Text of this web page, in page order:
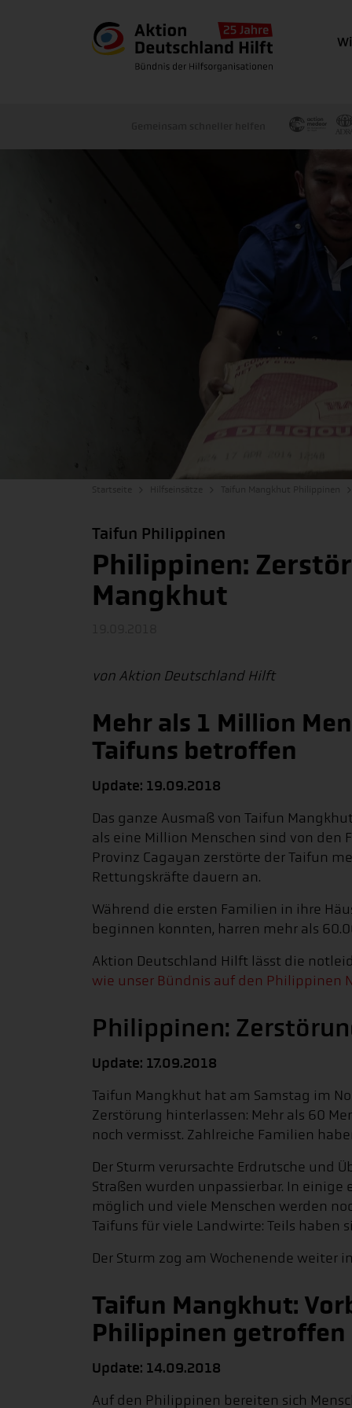
Taifun Philippinen
Philippinen:
Mangkhut
von Aktion Deutschland Hilft
Mehr als 1 Million
Taifuns betroffen
Update: 19.09.2018
Das ganze Ausmaß von Taifun
als eine Million Menschen sind von
Provinz Cagayan zerstörte der Taifun
Rettungskräfte dauern an.
Während die ersten Familien in ihre
beginnen konnten, harren mehr als
Aktion Deutschland Hilft lässt die
wie unser Bündnis auf den Philippinen
Philippinen:
Update: 17.09.2018
Taifun Mangkhut hat am Samstag im
Zerstörung hinterlassen: Mehr als 60
noch vermisst. Zahlreiche Familien
Der Sturm verursachte Erdrutsche und
Straßen wurden unpassierbar. In
möglich und viele Menschen werden
Taifuns für viele Landwirte: Teils haben
Der Sturm zog am Wochenende weiter
Taifun Mangkhut:
Philippinen getroffen
Update: 14.09.2018
Auf den Philippinen bereiten sich